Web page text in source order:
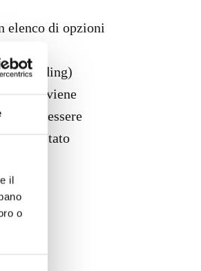
il
o
elenco di opzioni
viene
dell’essere
è stato
of